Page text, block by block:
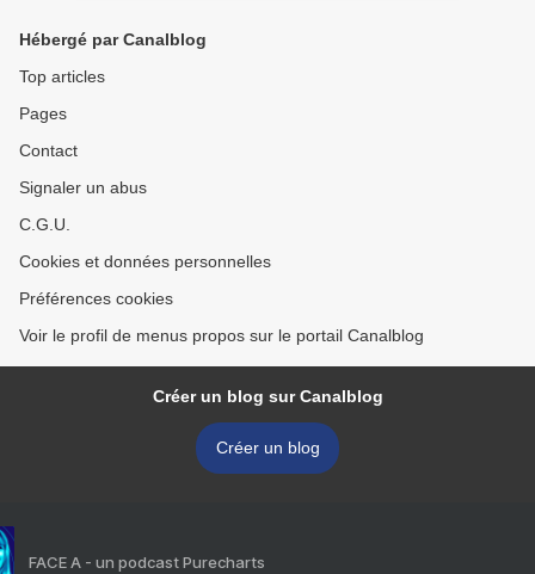
Hébergé par Canalblog
Top articles
Pages
Contact
Signaler un abus
C.G.U.
Cookies et données personnelles
Préférences cookies
Voir le profil de menus propos sur le portail Canalblog
Créer un blog sur Canalblog
Créer un blog
FACE A - un podcast Purecharts